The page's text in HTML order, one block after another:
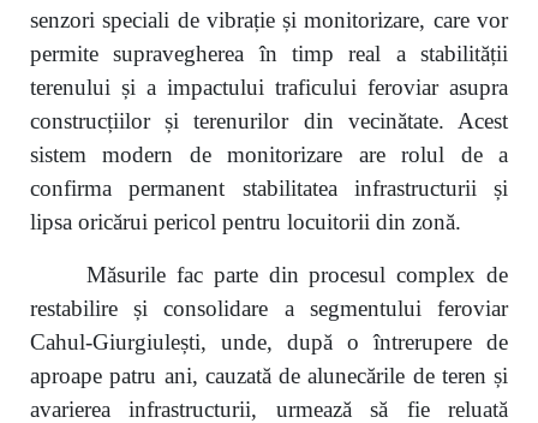
senzori speciali de vibrație și monitorizare, care vor
permite supravegherea în timp real a stabilității
terenului și a impactului traficului feroviar asupra
construcțiilor și terenurilor din vecinătate. Acest
sistem modern de monitorizare are rolul de a
confirma permanent stabilitatea infrastructurii și
lipsa oricărui pericol pentru locuitorii din zonă.
Măsurile fac parte din procesul complex de
restabilire și consolidare a segmentului feroviar
Cahul-Giurgiulești, unde, după o întrerupere de
aproape patru ani, cauzată de alunecările de teren și
avarierea infrastructurii, urmează să fie reluată